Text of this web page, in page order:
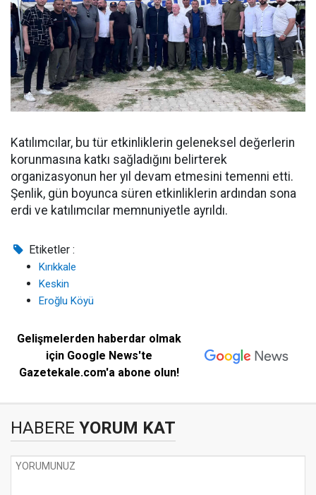
Katılımcılar, bu tür etkinliklerin geleneksel değerlerin
korunmasına katkı sağladığını belirterek
organizasyonun her yıl devam etmesini temenni etti.
Şenlik, gün boyunca süren etkinliklerin ardından sona
erdi ve katılımcılar memnuniyetle ayrıldı.
Etiketler :
Kırıkkale
Keskin
Eroğlu Köyü
Gelişmelerden haberdar olmak
için Google News'te
Gazetekale.com'a abone olun!
HABERE YORUM KAT